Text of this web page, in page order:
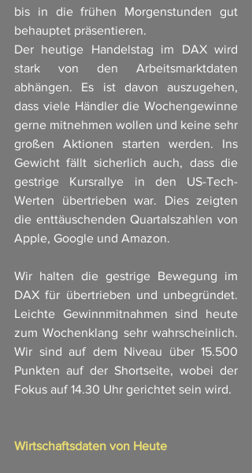
bis in die frühen Morgenstunden gut
behauptet präsentieren.
Der heutige Handelstag im DAX wird
stark von den Arbeitsmarktdaten
abhängen. Es ist davon auszugehen,
dass viele Händler die Wochengewinne
gerne mitnehmen wollen und keine sehr
großen Aktionen starten werden. Ins
Gewicht fällt sicherlich auch, dass die
gestrige Kursrallye in den US-Tech-
Werten übertrieben war. Dies zeigten
die enttäuschenden Quartalszahlen von
Apple, Google und Amazon.
Wir halten die gestrige Bewegung im
DAX für übertrieben und unbegründet.
Leichte Gewinnmitnahmen sind heute
zum Wochenklang sehr wahrscheinlich.
Wir sind auf dem Niveau über 15.500
Punkten auf der Shortseite, wobei der
Fokus auf 14.30 Uhr gerichtet sein wird.
Wirtschaftsdaten von Heute